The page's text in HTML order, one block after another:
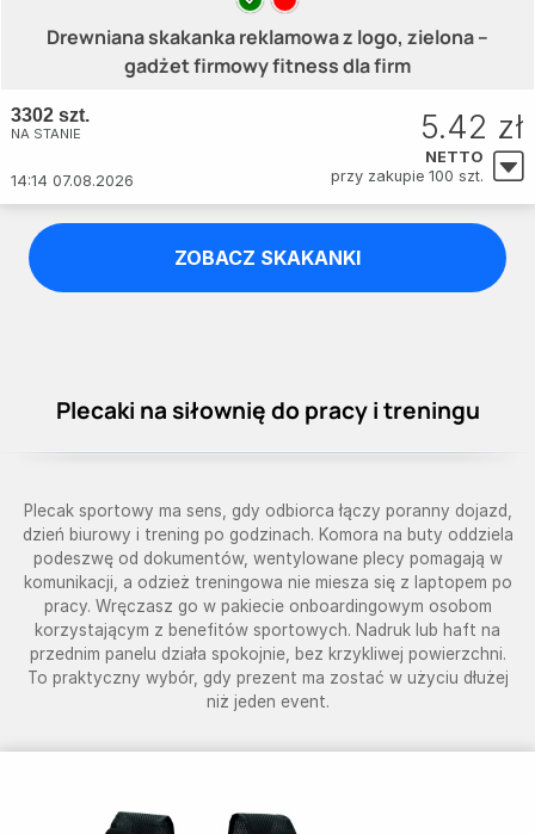
Drewniana skakanka reklamowa z logo, zielona –
gadżet firmowy fitness dla firm
3302 szt.
NA STANIE
14:14 07.08.2026
5.42 zł
NETTO
przy zakupie 100 szt.
ZOBACZ SKAKANKI
Plecaki na siłownię do pracy i treningu
Plecak sportowy ma sens, gdy odbiorca łączy poranny dojazd,
dzień biurowy i trening po godzinach. Komora na buty oddziela
podeszwę od dokumentów, wentylowane plecy pomagają w
komunikacji, a odzież treningowa nie miesza się z laptopem po
pracy. Wręczasz go w pakiecie onboardingowym osobom
korzystającym z benefitów sportowych. Nadruk lub haft na
przednim panelu działa spokojnie, bez krzykliwej powierzchni.
To praktyczny wybór, gdy prezent ma zostać w użyciu dłużej
niż jeden event.